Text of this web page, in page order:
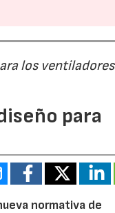
los ventiladores
para
normativa de